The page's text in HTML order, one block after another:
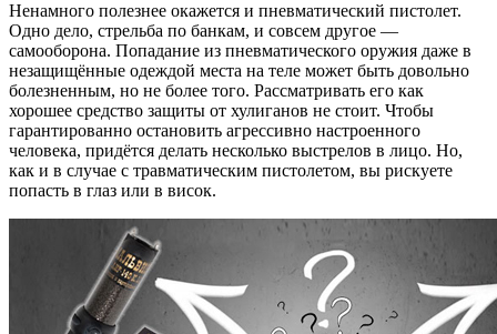
Ненамного полезнее окажется и пневматический пистолет.
Одно дело, стрельба по банкам, и совсем другое —
самооборона. Попадание из пневматического оружия даже в
незащищённые одеждой места на теле может быть довольно
болезненным, но не более того. Рассматривать его как
хорошее средство защиты от хулиганов не стоит. Чтобы
гарантированно остановить агрессивно настроенного
человека, придётся делать несколько выстрелов в лицо. Но,
как и в случае с травматическим пистолетом, вы рискуете
попасть в глаз или в висок.